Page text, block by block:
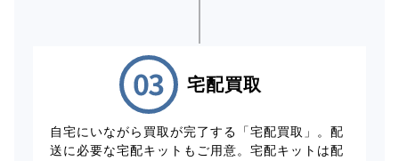
宅配買取
自宅にいながら買取が完了する「宅配買取」。配
送に必要な宅配キットもご用意。宅配キットは配